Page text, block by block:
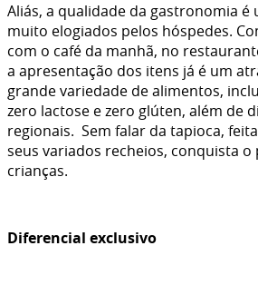
Aliás, a qualidade da gastronomia é
muito elogiados pelos hóspedes.
com o café da manhã, no
a apresentação dos itens já é um
grande variedade de alimentos,
zero lactose e zero glúten, além de
regionais. Sem falar da tapioca,
seus variados recheios, conquista
crianças.
Diferencial exclusivo